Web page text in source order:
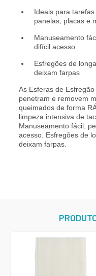
Ideais para
panelas, placas e
Manuseamento
difícil acesso
Esfregões de
deixam farpas
As Esferas de
penetram e removem
queimados de forma
limpeza intensiva de
Manuseamento fácil,
acesso. Esfregões de
deixam farpas.